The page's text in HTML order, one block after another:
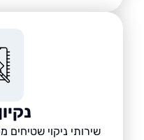
נקיון
שירותי ניקוי שטיחים